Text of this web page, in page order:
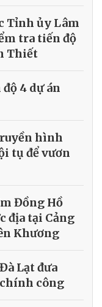
Tỉnh ủy Lâm
tra tiến độ
Thiết
4 dự án
hình
tụ để vươn
Đồng Hồ
địa tại Cảng
Khương
Lạt đưa
công